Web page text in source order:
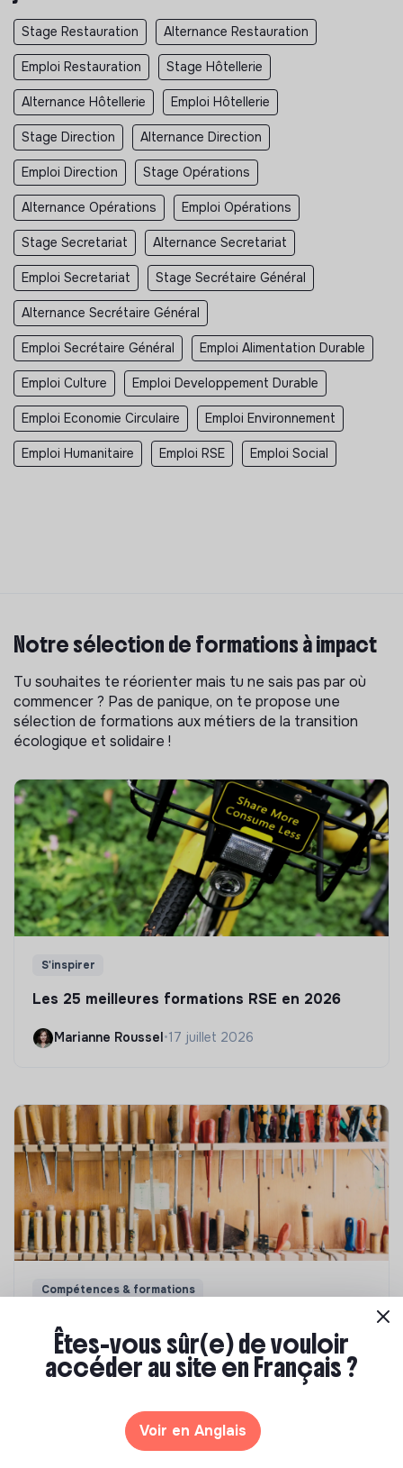
Stage Restauration Alternance Restauration
Emploi Restauration Stage Hôtellerie
Alternance Hôtellerie Emploi Hôtellerie
Stage Direction Alternance Direction
Emploi Direction Stage Opérations
Alternance Opérations Emploi Opérations
Stage Secretariat Alternance Secretariat
Emploi Secretariat Stage Secrétaire Général
Alternance Secrétaire Général
Emploi Secrétaire Général Emploi Alimentation Durable
Emploi Culture Emploi Developpement Durable
Emploi Economie Circulaire Emploi Environnement
Emploi Humanitaire Emploi RSE Emploi Social
Notre sélection de formations à impact
Tu souhaites te réorienter mais tu ne sais pas par où
commencer ? Pas de panique, on te propose une
sélection de formations aux métiers de la transition
écologique et solidaire !
S'inspirer
Les 25 meilleures formations RSE en 2026
Marianne Roussel •17 juillet 2026
Compétences & formations
Comment se former à la transition écologique
Marianne Roussel•09 janvier 2024
Êtes-vous sûr(e) de vouloir
accéder au site en Français ?
Voir en Anglais